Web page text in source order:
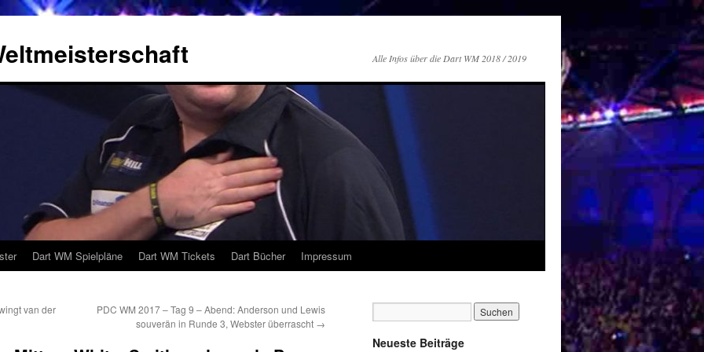
Alle Infos über die Dart WM 2018 / 2019
Dart WM Spielpläne Dart WM Tickets Dart Bücher Impressum
van der
PDC WM 2017 – Tag 9 – Abend: Anderson und Lewis
souverän in Runde 3, Webster überrascht →
Neueste Beiträge